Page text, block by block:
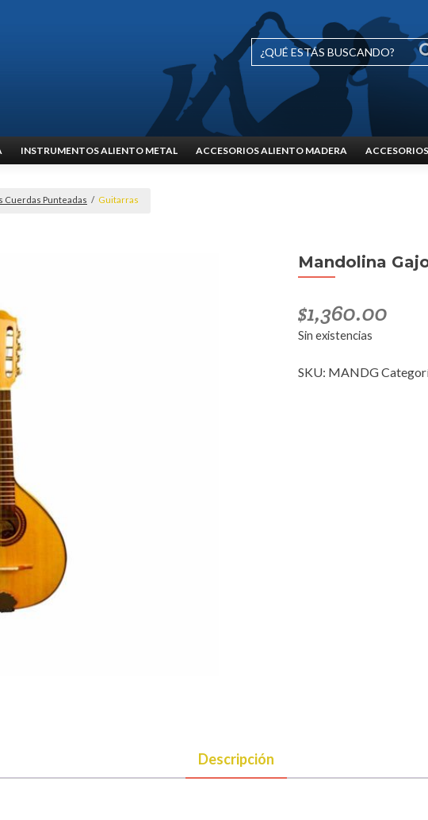
INSTRUMENTOS ALIENTO METAL ACCESORIOS ALIENTO MADERA
Cuerdas Punteadas / Guitarras
Mandolina
$1,360.00
Sin existencias
SKU: MANDG
Descripción